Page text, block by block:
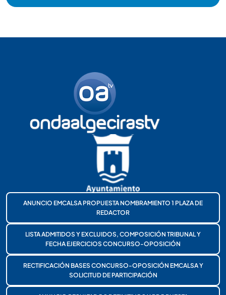
ANUNCIO EMCALSA PROPUESTA NOMBRAMIENTO 1 PLAZA DE
REDACTOR
LISTA ADMITIDOS Y EXCLUIDOS, COMPOSICIÓN TRIBUNAL Y
FECHA EJERCICIOS CONCURSO-OPOSICIÓN
RECTIFICACIÓN BASES CONCURSO-OPOSICIÓN EMCALSA Y
SOLICITUD DE PARTICIPACIÓN